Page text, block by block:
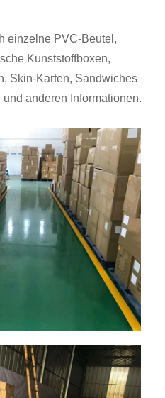
einzelne PVC-Beutel,
Kunststoffboxen,
Skin-Karten, Sandwiches
anderen Informationen.